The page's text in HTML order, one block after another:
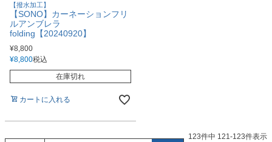
【撥水加工】
【SONO】カーネーションフリ
ルアンブレラ
folding【20240920】
¥8,800
¥8,800税込
在庫切れ
カートに入れる
123件中 121 -123件表示